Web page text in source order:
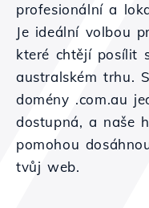
profesionální a
Je ideální volbou
které chtějí posílit
australském trhu.
domény .com.au
dostupná, a naše
pomohou
tvůj web.